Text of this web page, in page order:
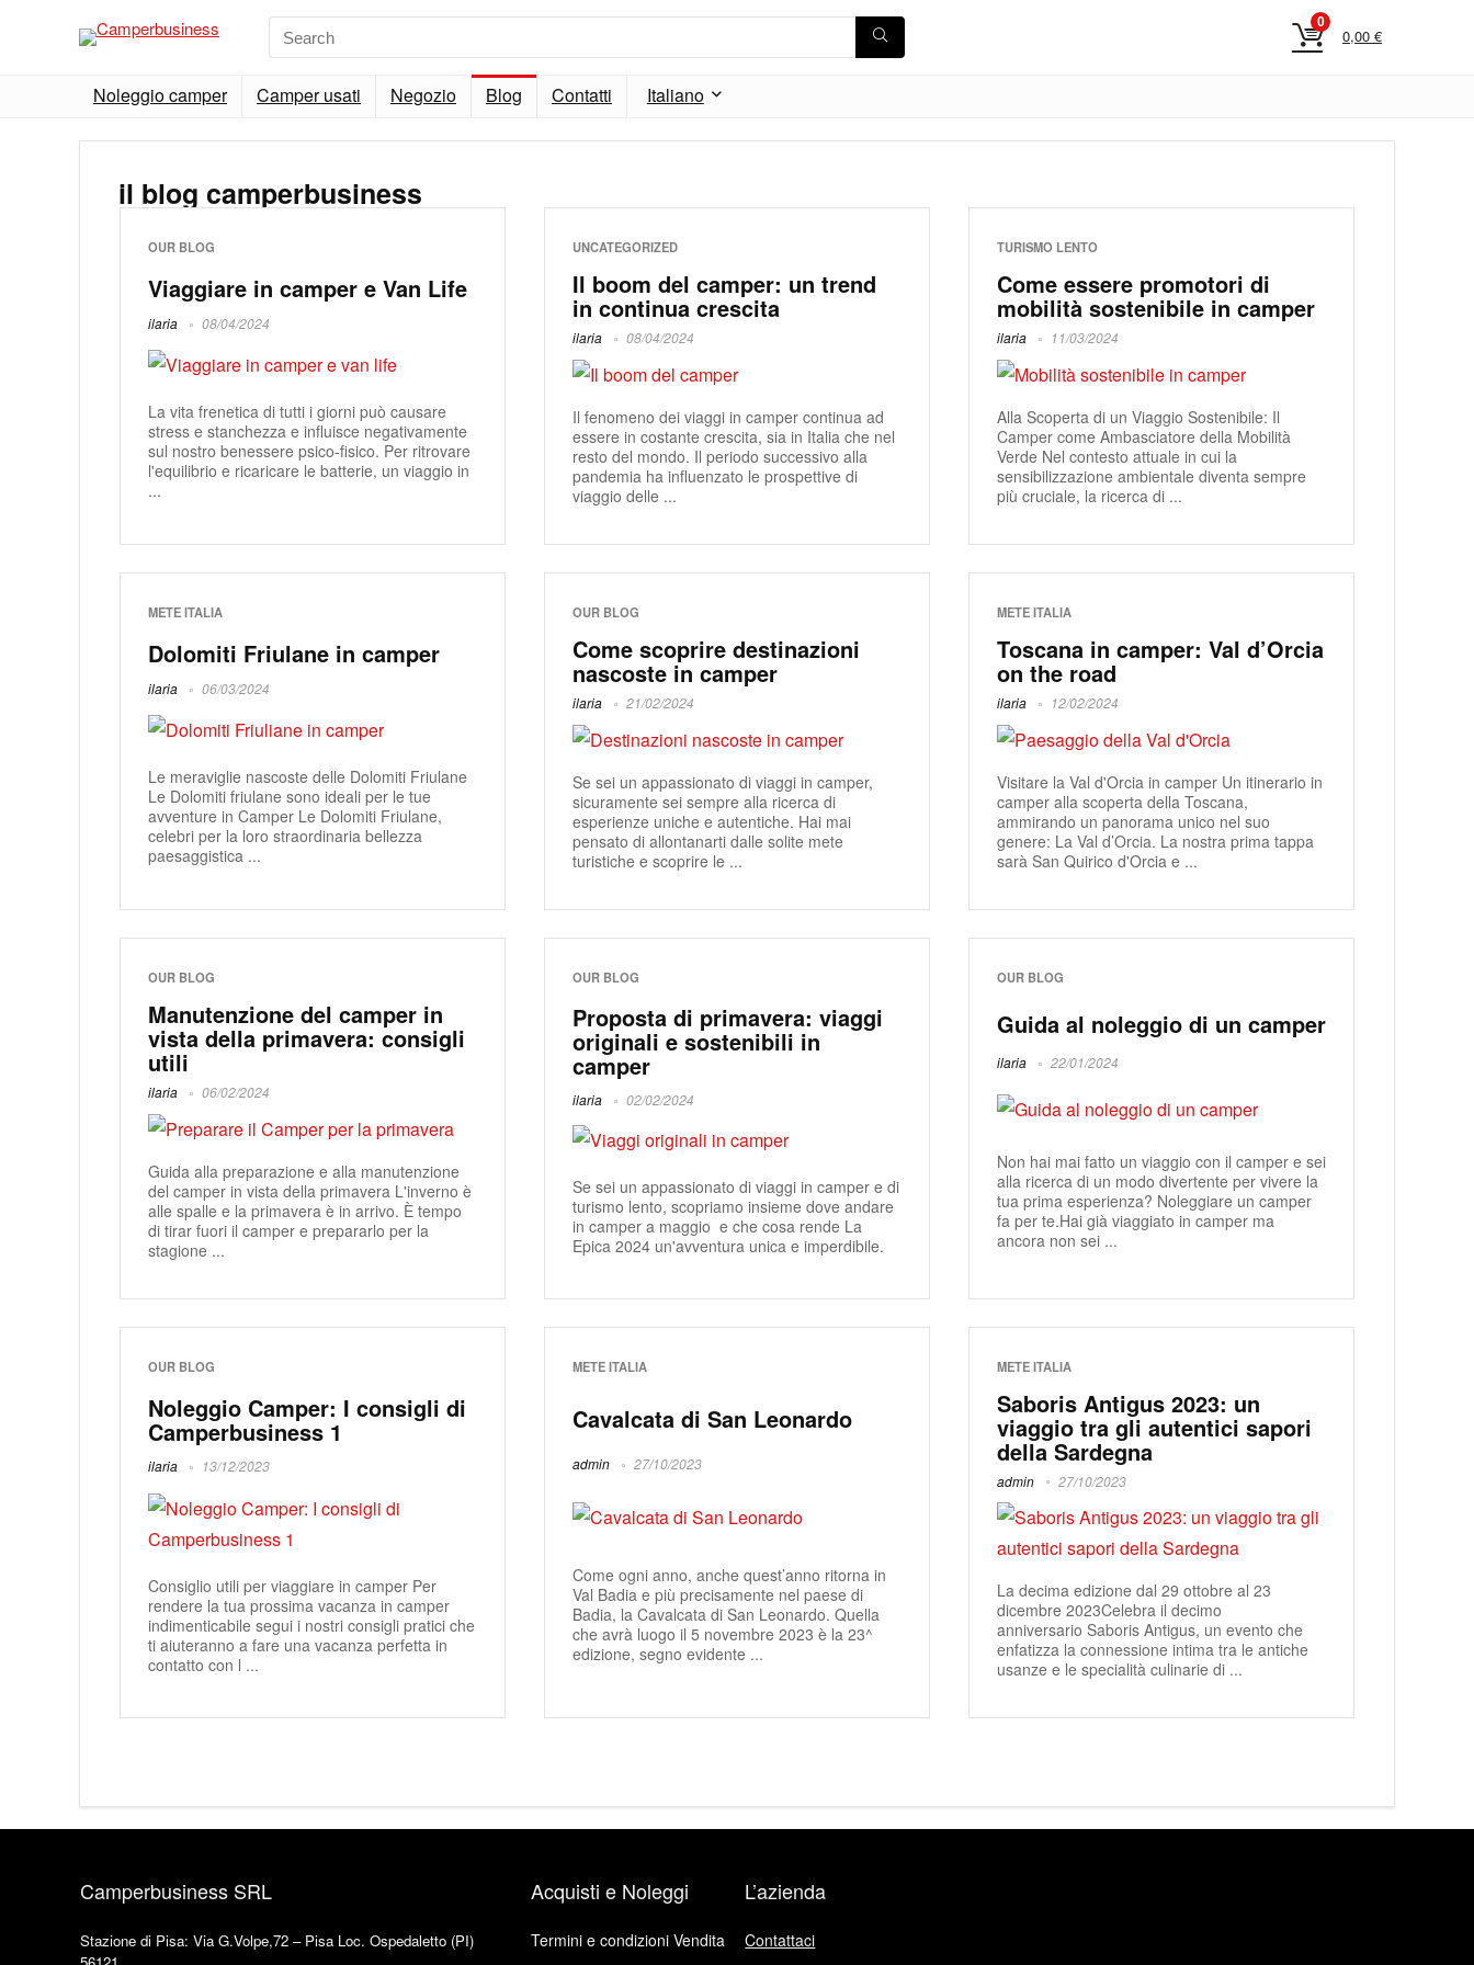
0
0,00 €
Noleggio camper Camper usati Negozio Blog Contatti Italiano
il blog camperbusiness
OUR BLOG
Viaggiare in camper e Van Life
ilaria 08/04/2024
La vita frenetica di tutti i giorni può causare
stress e stanchezza e influisce negativamente
sul nostro benessere psico-fisico. Per ritrovare
l'equilibrio e ricaricare le batterie, un viaggio in
...
UNCATEGORIZED
Il boom del camper: un trend
in continua crescita
ilaria 08/04/2024
Il fenomeno dei viaggi in camper continua ad
essere in costante crescita, sia in Italia che nel
resto del mondo. Il periodo successivo alla
pandemia ha influenzato le prospettive di
viaggio delle ...
TURISMO LENTO
Come essere promotori di
mobilità sostenibile in camper
ilaria 11/03/2024
Alla Scoperta di un Viaggio Sostenibile: Il
Camper come Ambasciatore della Mobilità
Verde Nel contesto attuale in cui la
sensibilizzazione ambientale diventa sempre
più cruciale, la ricerca di ...
METE ITALIA
Dolomiti Friulane in camper
ilaria 06/03/2024
Le meraviglie nascoste delle Dolomiti Friulane
Le Dolomiti friulane sono ideali per le tue
avventure in Camper Le Dolomiti Friulane,
celebri per la loro straordinaria bellezza
paesaggistica ...
OUR BLOG
Come scoprire destinazioni
nascoste in camper
ilaria 21/02/2024
Se sei un appassionato di viaggi in camper,
sicuramente sei sempre alla ricerca di
esperienze uniche e autentiche. Hai mai
pensato di allontanarti dalle solite mete
turistiche e scoprire le ...
METE ITALIA
Toscana in camper: Val d’Orcia
on the road
ilaria 12/02/2024
Visitare la Val d'Orcia in camper Un itinerario in
camper alla scoperta della Toscana,
ammirando un panorama unico nel suo
genere: La Val d’Orcia. La nostra prima tappa
sarà San Quirico d'Orcia e ...
OUR BLOG
Manutenzione del camper in
vista della primavera: consigli
utili
ilaria 06/02/2024
Guida alla preparazione e alla manutenzione
del camper in vista della primavera L'inverno è
alle spalle e la primavera è in arrivo. È tempo
di tirar fuori il camper e prepararlo per la
stagione ...
OUR BLOG
Proposta di primavera: viaggi
originali e sostenibili in
camper
ilaria 02/02/2024
Se sei un appassionato di viaggi in camper e di
turismo lento, scopriamo insieme dove andare
in camper a maggio e che cosa rende La
Epica 2024 un'avventura unica e imperdibile.
OUR BLOG
Guida al noleggio di un camper
ilaria 22/01/2024
Non hai mai fatto un viaggio con il camper e sei
alla ricerca di un modo divertente per vivere la
tua prima esperienza? Noleggiare un camper
fa per te.Hai già viaggiato in camper ma
ancora non sei ...
OUR BLOG
Noleggio Camper: I consigli di
Camperbusiness 1
ilaria 13/12/2023
Consiglio utili per viaggiare in camper Per
rendere la tua prossima vacanza in camper
indimenticabile segui i nostri consigli pratici che
ti aiuteranno a fare una vacanza perfetta in
contatto con l ...
METE ITALIA
Cavalcata di San Leonardo
admin 27/10/2023
Come ogni anno, anche quest’anno ritorna in
Val Badia e più precisamente nel paese di
Badia, la Cavalcata di San Leonardo. Quella
che avrà luogo il 5 novembre 2023 è la 23^
edizione, segno evidente ...
METE ITALIA
Saboris Antigus 2023: un
viaggio tra gli autentici sapori
della Sardegna
admin 27/10/2023
La decima edizione dal 29 ottobre al 23
dicembre 2023Celebra il decimo
anniversario Saboris Antigus, un evento che
enfatizza la connessione intima tra le antiche
usanze e le specialità culinarie di ...
Camperbusiness SRL
Stazione di Pisa: Via G.Volpe,72 – Pisa Loc. Ospedaletto (PI)
Acquisti e Noleggi
Termini e condizioni Vendita
L’azienda
Contattaci